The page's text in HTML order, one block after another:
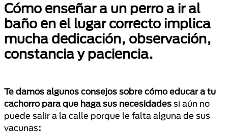
Cómo enseñar a un perro a ir al
baño en el lugar correcto implica
mucha dedicación, observación,
constancia y paciencia.
Te damos algunos consejos sobre cómo educar a tu
cachorro para que haga sus necesidades si aún no
puede salir a la calle porque le falta alguna de sus
vacunas: